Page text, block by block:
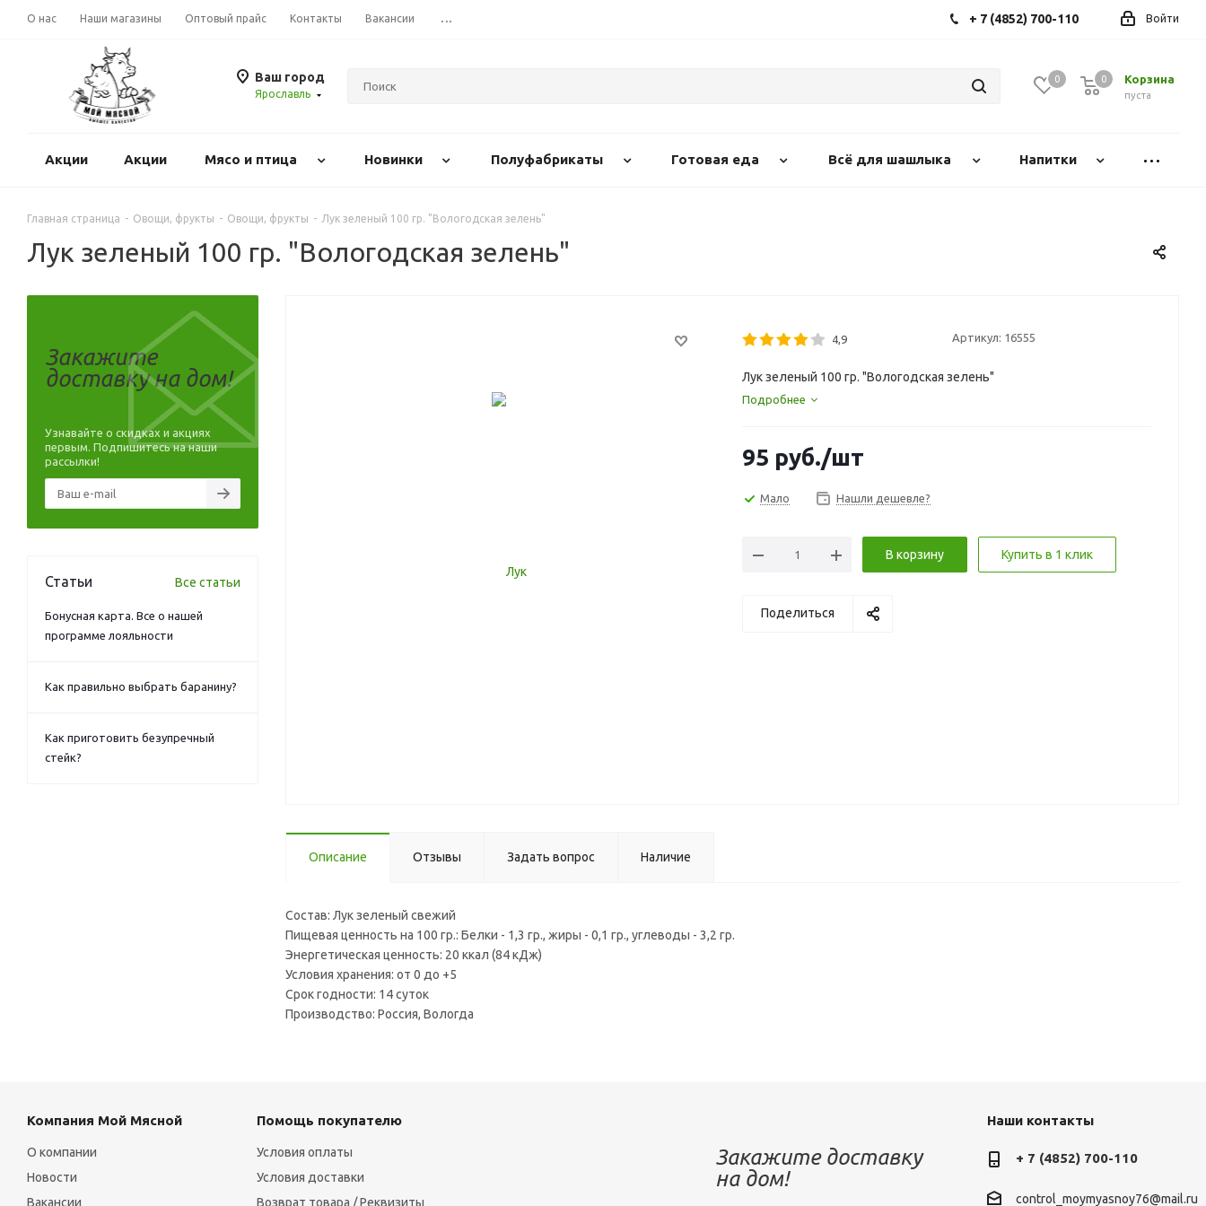
О нас Наши магазины Оптовый прайс Контакты Вакансии ... Войти
+ 7 (4852) 700-110
Ваш город
Ярославль
0 Корзина
0
пуста
0
Акции Акции Mясо и птица Новинки Полуфабрикаты Готовая еда Всё для шашлыка Напитки
Главная страница - Овощи, фрукты - Овощи, фрукты - Лук зеленый 100 гр. "Вологодская зелень"
Лук зеленый 100 гр. "Вологодская зелень"
4,9 Артикул: 16555
Лук зеленый 100 гр. "Вологодская зелень"
Подробнее
95 руб./шт
Мало Нашли дешевле?
В корзину Купить в 1 клик
Поделиться
Описание Отзывы Задать вопрос Наличие
Состав: Лук зеленый свежий
Пищевая ценность на 100 гр.: Белки - 1,3 гр., жиры - 0,1 гр., углеводы - 3,2 гр.
Энергетическая ценность: 20 ккал (84 кДж)
Условия хранения: от 0 до +5
Срок годности: 14 суток
Производство: Россия, Вологда
Закажите
доставку на дом!
Узнавайте о скидках и акциях
первым. Подпишитесь на наши
рассылки!
Статьи Все статьи
Бонусная карта. Все о нашей
программе лояльности
Как правильно выбрать баранину?
Как приготовить безупречный
стейк?
Компания Мой Мясной
О компании
Новости
Вакансии
Помощь покупателю
Условия оплаты
Условия доставки
Возврат товара / Реквизиты
Закажите доставку
на дом!
Наши контакты
+ 7 (4852) 700-110
control_moymyasnoy76@mail.ru